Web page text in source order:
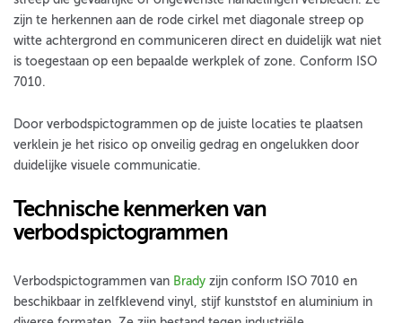
zijn te herkennen aan de rode cirkel met diagonale streep op
witte achtergrond en communiceren direct en duidelijk wat niet
is toegestaan op een bepaalde werkplek of zone. Conform ISO
7010.
Door verbodspictogrammen op de juiste locaties te plaatsen
verklein je het risico op onveilig gedrag en ongelukken door
duidelijke visuele communicatie.
Technische kenmerken van
verbodspictogrammen
Verbodspictogrammen van Brady zijn conform ISO 7010 en
beschikbaar in zelfklevend vinyl, stijf kunststof en aluminium in